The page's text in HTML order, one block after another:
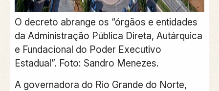
O decreto abrange os “órgãos e entidades
da Administração Pública Direta, Autárquica
e Fundacional do Poder Executivo
Estadual”. Foto: Sandro Menezes.
A governadora do Rio Grande do Norte,